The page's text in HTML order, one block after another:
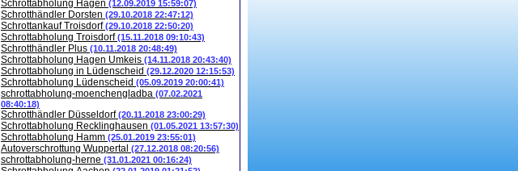
Schrottabholung Hagen (12.09.2019 15:59:07)
Schrotthändler Dorsten (29.10.2018 22:47:12)
Schrottankauf Troisdorf(29.10.2018 22:50:20)
Schrottabholung Troisdorf(15.11.2018 09:10:43)
Schrotthändler Plus (10.11.2018 20:48:49)
Schrottabholung Hagen Umkeis (14.11.2018 20:43:40)
Schrottabholung in Lüdenscheid (29.12.2020 12:15:53)
Schrottabholung Lüdenscheid (05.09.2019 20:00:41)
schrottabholung-moenchengladba (07.02.2021
08:40:18)
Schrotthändler Düsseldorf(20.11.2018 23:00:29)
Schrottabholung Recklinghausen (01.05.2021 13:57:30)
Schrottabholung Hamm (25.01.2019 23:55:01)
Autoverschrottung Wuppertal (27.12.2018 08:20:56)
schrottabholung-herne (31.01.2021 00:16:24)